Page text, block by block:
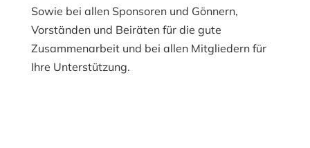
Sowie bei allen Sponsoren und Gönnern,
Vorständen und Beiräten für die gute
Zusammenarbeit und bei allen Mitgliedern für
Ihre Unterstützung.